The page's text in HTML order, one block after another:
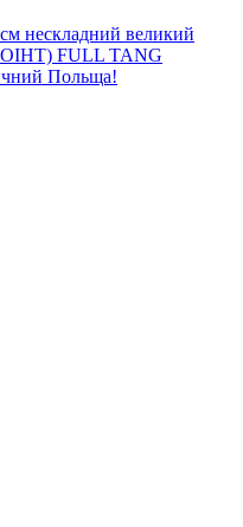
нескладний великий
FULL TANG
Польща!